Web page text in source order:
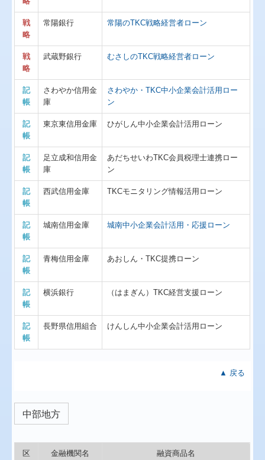
戦
略
常陽銀行 常陽のTKC戦略経営者ローン
戦
略
武蔵野銀行 むさしのTKC戦略経営者ローン
記
帳
さわやか信用金
庫
さわやか・TKC中小企業会計活用ロー
ン
記
帳
東京東信用金庫 ひがしん中小企業会計活用ローン
記
帳
足立成和信用金
庫
あだちせいわTKC会員税理士連携ロー
ン
記
帳
西武信用金庫 TKCモニタリング情報活用ローン
記
帳
城南信用金庫 城南中小企業会計活用・応援ローン
記
帳
青梅信用金庫 あおしん・TKC提携ローン
記
帳
横浜銀行 （はまぎん）TKC経営支援ローン
記
帳
長野県信用組合 けんしん中小企業会計活用ローン
▲ 戻る
中部地方
区
金融機関名 融資商品名